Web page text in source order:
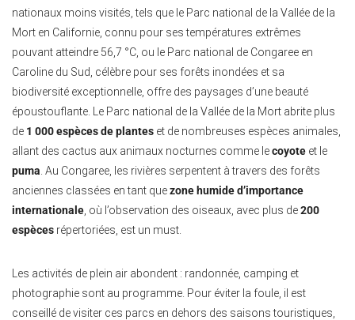
nationaux moins visités, tels que le Parc national de la Vallée de la
Mort en Californie, connu pour ses températures extrêmes
pouvant atteindre 56,7 °C, ou le Parc national de Congaree en
Caroline du Sud, célèbre pour ses forêts inondées et sa
biodiversité exceptionnelle, offre des paysages d’une beauté
époustouflante. Le Parc national de la Vallée de la Mort abrite plus
de 1 000 espèces de plantes et de nombreuses espèces animales,
allant des cactus aux animaux nocturnes comme lecoyote et le
puma . Au Congaree, les rivières serpentent à travers des forêts
anciennes classées en tant quezone humide d’importance
internationale , où l’observation des oiseaux, avec plus de200
espèces répertoriées, est un must.
Les activités de plein air abondent : randonnée, camping et
photographie sont au programme. Pour éviter la foule, il est
conseillé de visiter ces parcs en dehors des saisons touristiques,